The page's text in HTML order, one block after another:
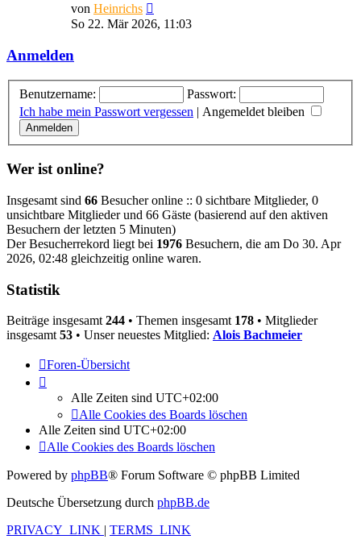
von Heinrichs
Beitrag
So 22. Mär 2026, 11:03
Anmelden
Benutzername:
Passwort:
Ich habe mein Passwort vergessen | Angemeldet bleiben
Wer ist online?
Insgesamt sind 66 Besucher online :: 0 sichtbare Mitglieder, 0
unsichtbare Mitglieder und 66 Gäste (basierend auf den aktiven
Besuchern der letzten 5 Minuten)
Der Besucherrekord liegt bei 1976 Besuchern, die am Do 30. Apr
2026, 02:48 gleichzeitig online waren.
Statistik
Beiträge insgesamt 244 • Themen insgesamt 178 • Mitglieder
insgesamt 53 • Unser neuestes Mitglied: Alois Bachmeier
Foren-Übersicht
Alle Zeiten sind UTC+02:00
Alle Cookies des Boards löschen
Alle Zeiten sind UTC+02:00
Alle Cookies des Boards löschen
Powered by phpBB® Forum Software © phpBB Limited
Deutsche Übersetzung durch phpBB.de
PRIVACY_LINK | TERMS_LINK